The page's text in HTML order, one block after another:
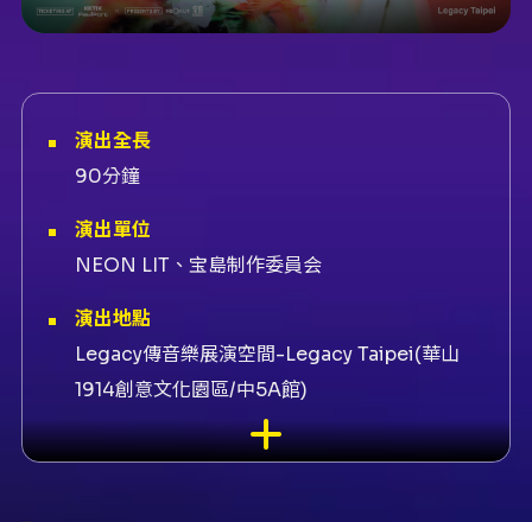
演出全長
90分鐘
演出單位
NEON LIT、宝島制作委員会
演出地點
Legacy傳音樂展演空間-Legacy Taipei(華山
1914創意文化園區/中5A館)
演出團隊